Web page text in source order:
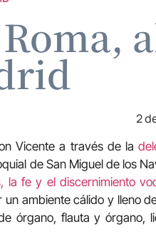
2
Vicente a través de la
de San Miguel de los
la fe y el discernimiento
ambiente cálido y lleno
órgano, flauta y órgano,